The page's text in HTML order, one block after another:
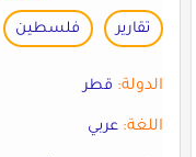
تقارير فلسطين
الدولة: قطر
اللغة: عربي